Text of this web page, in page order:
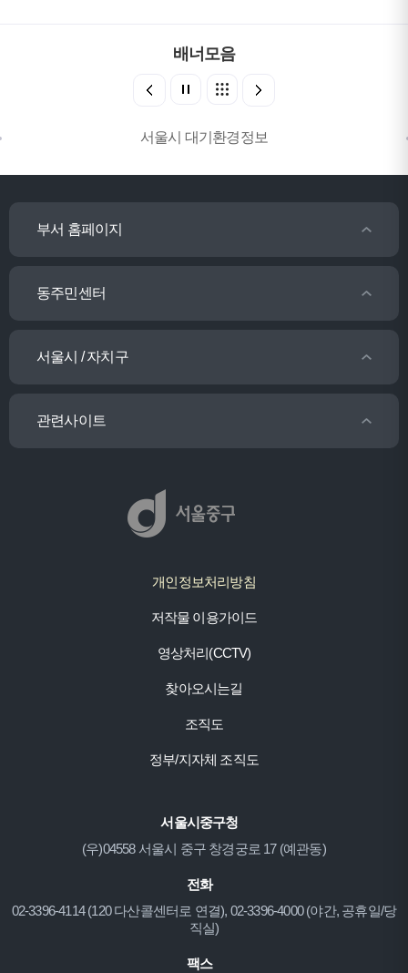
배너모음
서울시 대기환경정보
부서 홈페이지
동주민센터
서울시 / 자치구
관련사이트
개인정보처리방침
저작물 이용가이드
영상처리(CCTV)
찾아오시는길
조직도
정부/지자체 조직도
서울시중구청
(우)04558 서울시 중구 창경궁로 17 (예관동)
전화
02-3396-4114 (120 다산콜센터로 연결), 02-3396-4000 (야간, 공휴일/당
직실)
팩스